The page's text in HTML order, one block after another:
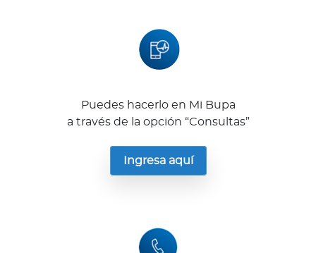
Puedes hacerlo en Mi Bupa
a través de la opción “Consultas”
Ingresa aquí